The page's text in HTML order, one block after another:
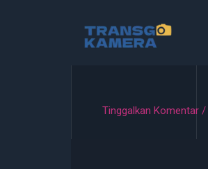
Tinggalkan Komentar /